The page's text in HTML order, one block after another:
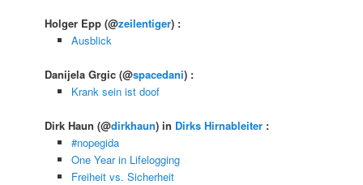
Holger Epp(@zeilentiger) :
Ausblick
Danijela Grgic(@spacedani) :
Krank sein ist doof
Dirk Haun(@dirkhaun) in Dirks Hirnableiter :
#nopegida
One Year in Lifelogging
Freiheit vs. Sicherheit